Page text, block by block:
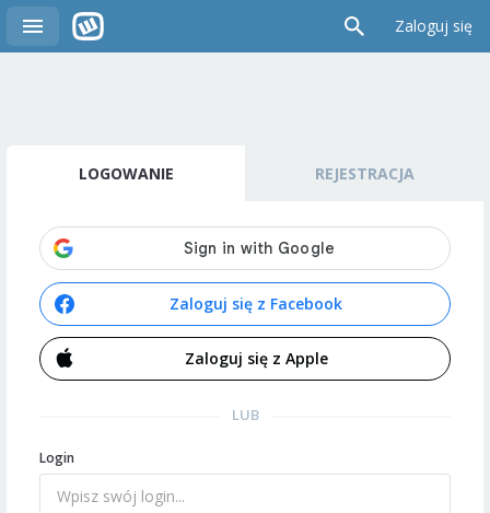
Zaloguj się
LOGOWANIE REJESTRACJA
Zaloguj się z Facebook
Zaloguj się z Apple
LUB
Login